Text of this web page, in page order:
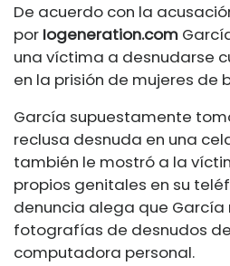
De acuerdo con la
por Iogeneration.com
una víctima a desnudarse
en la prisión de mujeres de
García supuestamente
reclusa desnuda en una
también le mostró a la
propios genitales en su
denuncia alega que García
fotografías de desnudos
computadora personal.